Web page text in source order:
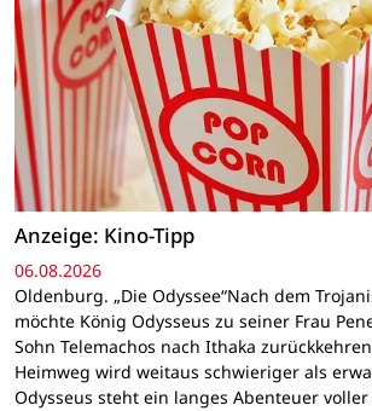
Anzeige: Kino-Tipp
06.08.2026
Oldenburg. „Die Odyssee“Nach dem
möchte König Odysseus zu seiner Frau
Sohn Telemachos nach Ithaka
Heimweg wird weitaus schwieriger als
Odysseus steht ein langes Abenteuer